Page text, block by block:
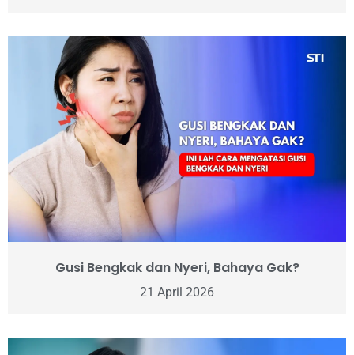
Gusi Bengkak dan Nyeri, Bahaya Gak?
21 April 2026